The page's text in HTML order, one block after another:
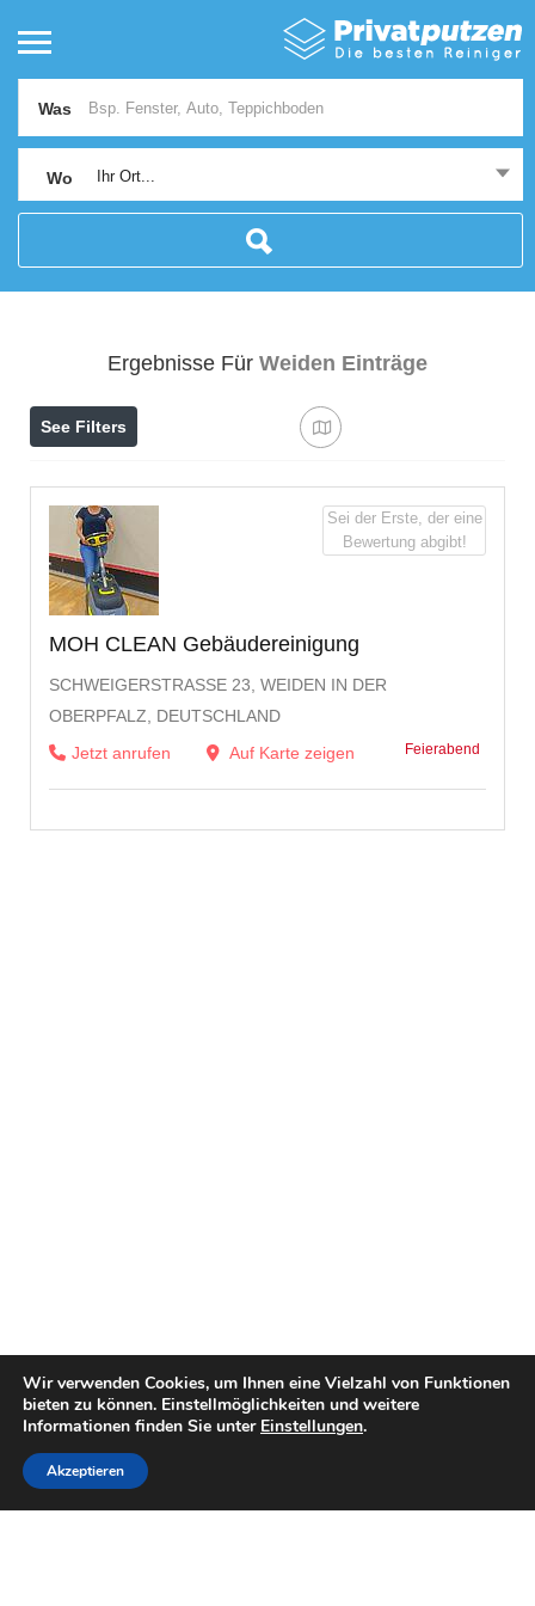
Was
Wo Ihr Ort...
Ergebnisse Für Weiden Einträge
See Filters
MOH CLEAN Gebäudereinigung
SCHWEIGERSTRASSE 23, WEIDEN IN DER O
BERPFALZ, DEUTSCHLAND
Jetzt anrufen
Auf Karte zeigen Feierabend
Sei der Erste, der eine
Bewertung abgibt!
Wir verwenden Cookies, um Ihnen eine Vielzahl von Funktionen
bieten zu können. Einstellmöglichkeiten und weitere
Informationen finden Sie unter Einstellungen.
Akzeptieren